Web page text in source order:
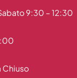
9:30 – 12:30
Chiuso